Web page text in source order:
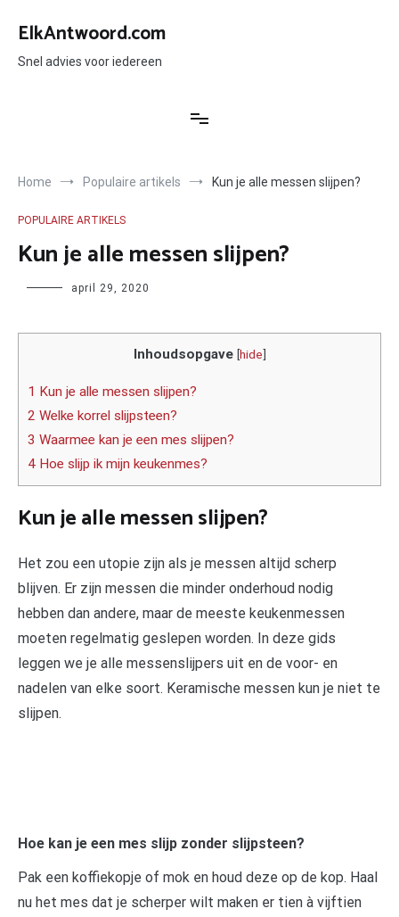
naar
inhoud
ElkAntwoord.com
Snel advies voor iedereen
Home Populaire artikels Kun je alle messen slijpen?
POPULAIRE ARTIKELS
Kun je alle messen slijpen?
Author april 29, 2020
Inhoudsopgave [hide]
1 Kun je alle messen slijpen?
2 Welke korrel slijpsteen?
3 Waarmee kan je een mes slijpen?
4 Hoe slijp ik mijn keukenmes?
Kun je alle messen slijpen?
Het zou een utopie zijn als je messen altijd scherp
blijven. Er zijn messen die minder onderhoud nodig
hebben dan andere, maar de meeste keukenmessen
moeten regelmatig geslepen worden. In deze gids
leggen we je alle messenslijpers uit en de voor- en
nadelen van elke soort. Keramische messen kun je niet te
slijpen.
Hoe kan je een mes slijp zonder slijpsteen?
Pak een koffiekopje of mok en houd deze op de kop. Haal
nu het mes dat je scherper wilt maken er tien à vijftien